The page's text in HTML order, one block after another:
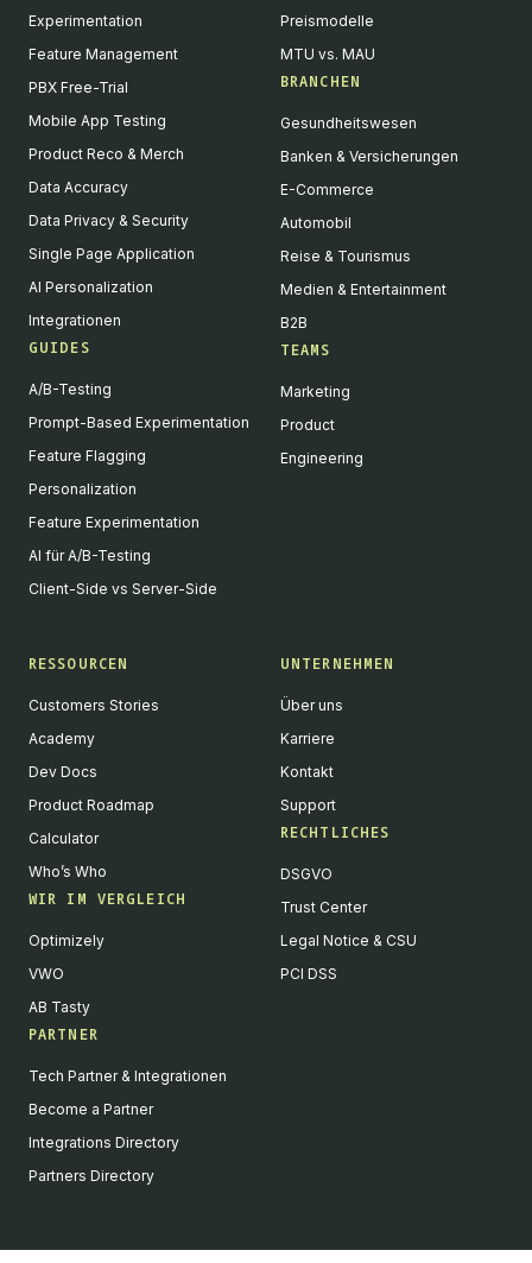
Experimentation
Feature Management
PBX Free-Trial
Mobile App Testing
Product Reco & Merch
Data Accuracy
Data Privacy & Security
Single Page Application
AI Personalization
Integrationen
GUIDES
A/B-Testing
Prompt-Based Experimentation
Feature Flagging
Personalization
Feature Experimentation
AI für A/B-Testing
Client-Side vs Server-Side
Preismodelle
MTU vs. MAU
BRANCHEN
Gesundheitswesen
Banken & Versicherungen
E-Commerce
Automobil
Reise & Tourismus
Medien & Entertainment
B2B
TEAMS
Marketing
Product
Engineering
RESSOURCEN
Customers Stories
Academy
Dev Docs
Product Roadmap
Calculator
Who’s Who
WIR IM VERGLEICH
Optimizely
VWO
AB Tasty
PARTNER
Tech Partner & Integrationen
Become a Partner
Integrations Directory
Partners Directory
UNTERNEHMEN
Über uns
Karriere
Kontakt
Support
RECHTLICHES
DSGVO
Trust Center
Legal Notice & CSU
PCI DSS
We value your privacy
We collect and process your data on this site to better
selected purposes, or you can decline them all. For more
Analytics
Marketing automation Remarketing